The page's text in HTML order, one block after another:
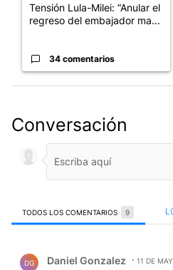
Tensión Lula-Milei: “Anular el
regreso del embajador ma...
34 comentarios
Conversación
TODOS LOS COMENTARIOS 9
DG Daniel Gonzalez 11 DE